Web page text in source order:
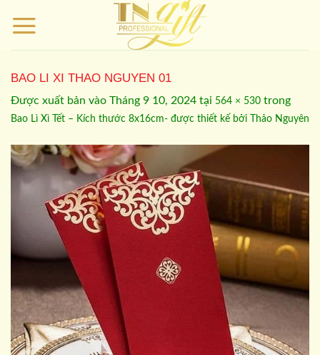
qua
BAO LI XI THAO NGUYEN 01
Được xuất bản vào Tháng 9 10, 2024 tại 564 × 530 trong
Bao Lì Xì Tết – Kích thước 8x16cm- được thiết kế bởi Thảo Nguyên